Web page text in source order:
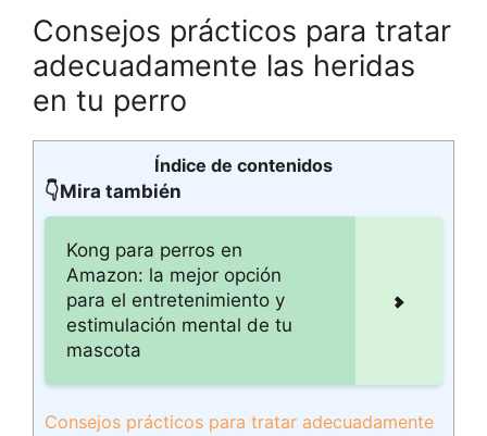
Consejos prácticos para tratar
adecuadamente las heridas
en tu perro
Índice de contenidos
👇Mira también
Kong para perros en
Amazon: la mejor opción
para el entretenimiento y
estimulación mental de tu
mascota
Consejos prácticos para tratar adecuadamente